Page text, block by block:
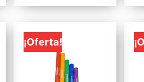
¡Oferta!